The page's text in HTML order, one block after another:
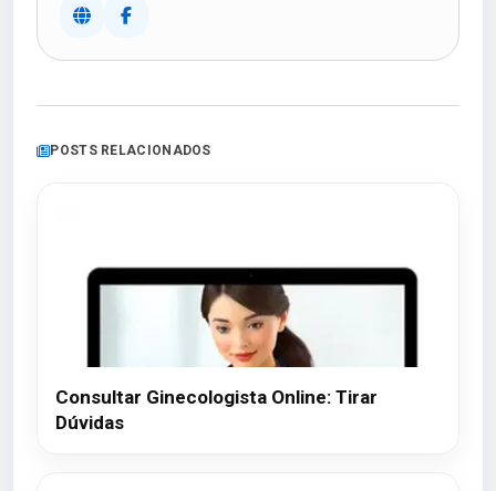
POSTS RELACIONADOS
Consultar Ginecologista Online: Tirar
Dúvidas